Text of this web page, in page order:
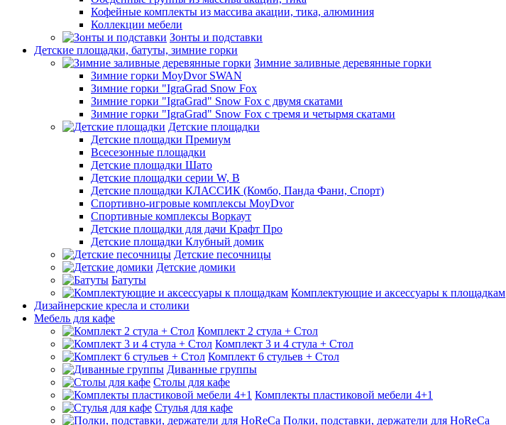
Кофейные комплекты из массива акации, тика, алюминия
Коллекции мебели
Зонты и подставки
Детские площадки, батуты, зимние горки
Зимние заливные деревянные горки
Зимние горки MoyDvor SWAN
Зимние горки "IgraGrad Snow Fox
Зимние горки "IgraGrad" Snow Fox с двумя скатами
Зимние горки "IgraGrad" Snow Fox с тремя и четырмя скатами
Детские площадки
Детские площадки Премиум
Всесезонные площадки
Детские площадки Шато
Детские площадки серии W, В
Детские площадки КЛАССИК (Комбо, Панда Фани, Спорт)
Спортивно-игровые комплексы MoyDvor
Спортивные комплексы Воркаут
Детские площадки для дачи Крафт Про
Детские площадки Клубный домик
Детские песочницы
Детские домики
Батуты
Комплектующие и аксессуары к площадкам
Дизайнерские кресла и столики
Мебель для кафе
Комплект 2 стула + Стол
Комплект 3 и 4 стула + Стол
Комплект 6 стульев + Стол
Диванные группы
Столы для кафе
Комплекты пластиковой мебели 4+1
Стулья для кафе
Полки, подставки, держатели для HoReCa